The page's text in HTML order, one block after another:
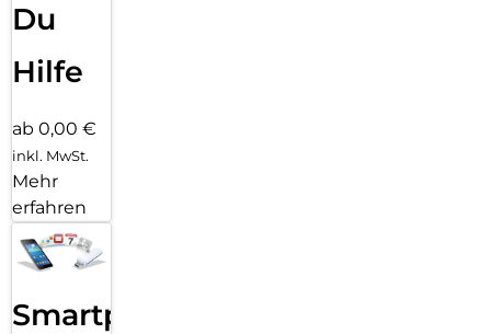
Du
Hilfe
ab 0,00 €
inkl. MwSt.
Mehr
erfahren
Smartphone